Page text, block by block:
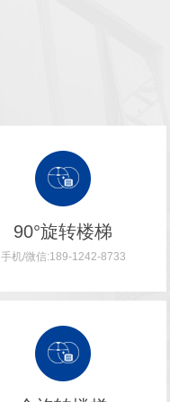
90°旋转楼梯
手机/微信:189-1242-8733